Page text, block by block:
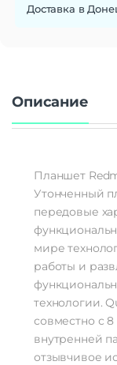
Доставка в
Описание
Планшет
Утонченный
передовые
мире
работы и
технологии.
совместно с
внутренней
отзывчивое